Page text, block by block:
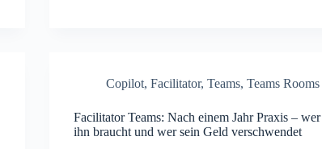
Copilot,Facilitator,Teams,Teams Rooms
Facilitator Teams: Nach einem Jahr Praxis – wer
ihn braucht und wer sein Geld verschwendet